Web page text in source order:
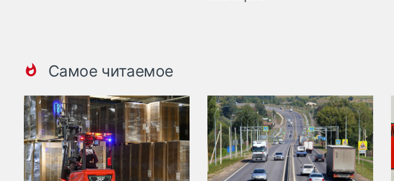
Самое читаемое